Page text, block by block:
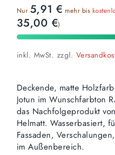
Nur 5,91€ mehr bis
35,00 €)
inkl. MwSt. zzgl.
Deckende, matte
Jotun im Wunschfarbton
das Nachfolgeprodukt
Helmatt. Wasserbasiert,
Fassaden,
im Außenbereich.